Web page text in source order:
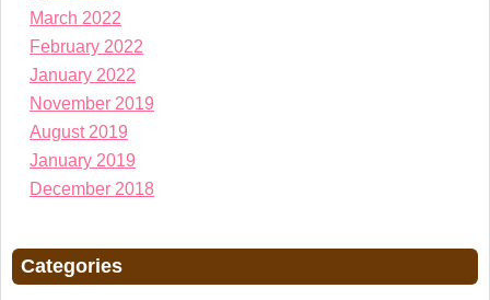
March 2022
February 2022
January 2022
November 2019
August 2019
January 2019
December 2018
Categories